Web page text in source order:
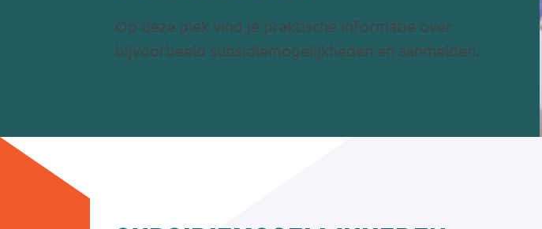
Op deze plek vind je praktische informatie over
bijvoorbeeld subsidiemogelijkheden en aanmelden.